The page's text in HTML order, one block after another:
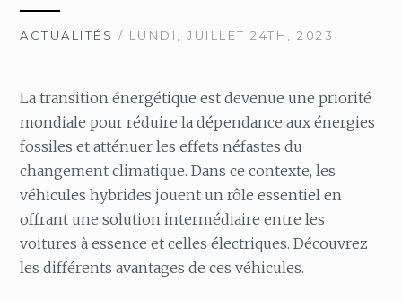
ACTUALITÉS / LUNDI, JUILLET 24TH, 2023
La transition énergétique est devenue une priorité
mondiale pour réduire la dépendance aux énergies
fossiles et atténuer les effets néfastes du
changement climatique. Dans ce contexte, les
véhicules hybrides jouent un rôle essentiel en
offrant une solution intermédiaire entre les
voitures à essence et celles électriques. Découvrez
les différents avantages de ces véhicules.